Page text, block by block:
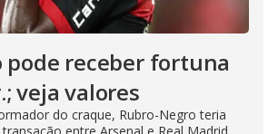
pode receber fortuna
veja valores
do craque, Rubro-Negro teria